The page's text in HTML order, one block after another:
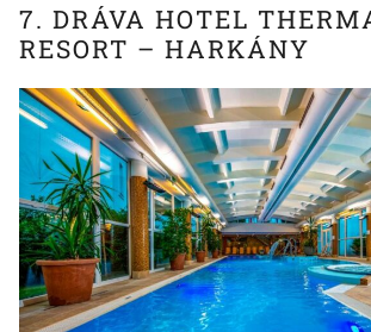
7. DRÁVA HOTEL
RESORT – HARKÁNY